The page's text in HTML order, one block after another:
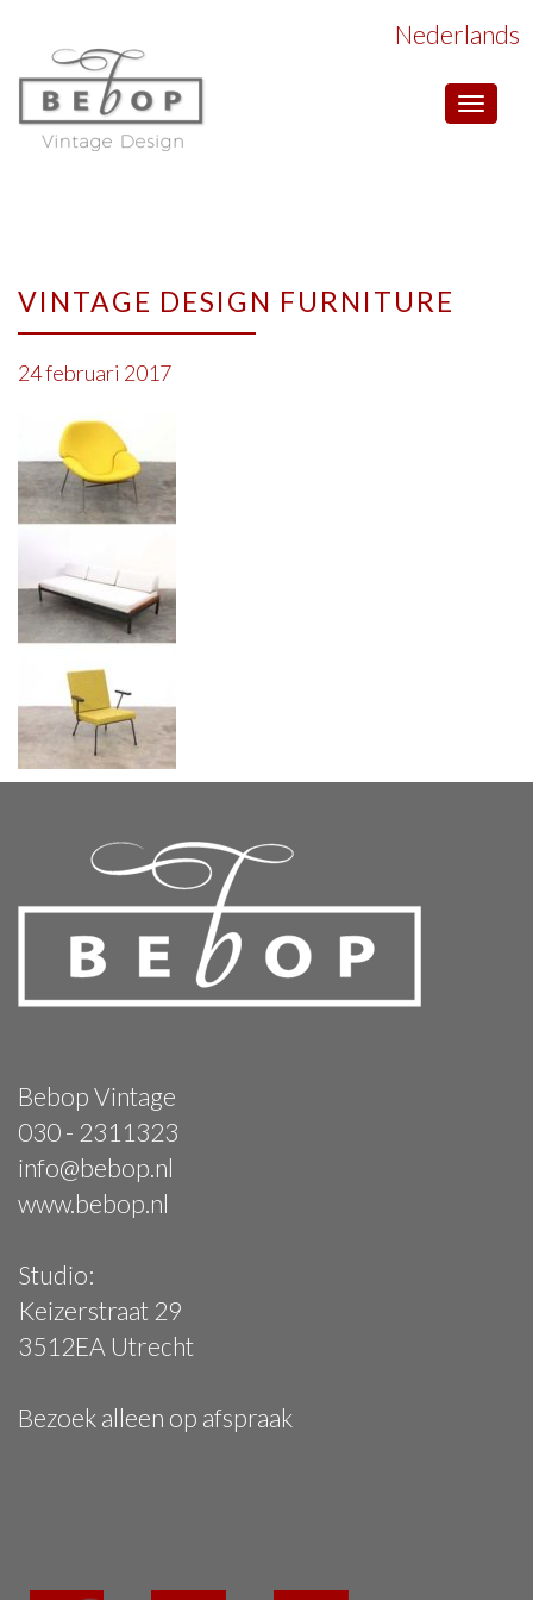
Toggle
Nederlands
VINTAGE DESIGN FURNITURE
24 februari 2017
Bebop Vintage
030 - 2311323
info@bebop.nl
www.bebop.nl
Studio:
Keizerstraat 29
3512EA Utrecht
Bezoek alleen op afspraak